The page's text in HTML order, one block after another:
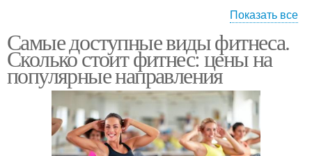
Аэробные нагрузки Водные виды
Аэробная зарядка Аэробная нагрузка
Показать все
Самые доступные виды фитнеса.
Сколько стоит фитнес: цены на
популярные направления